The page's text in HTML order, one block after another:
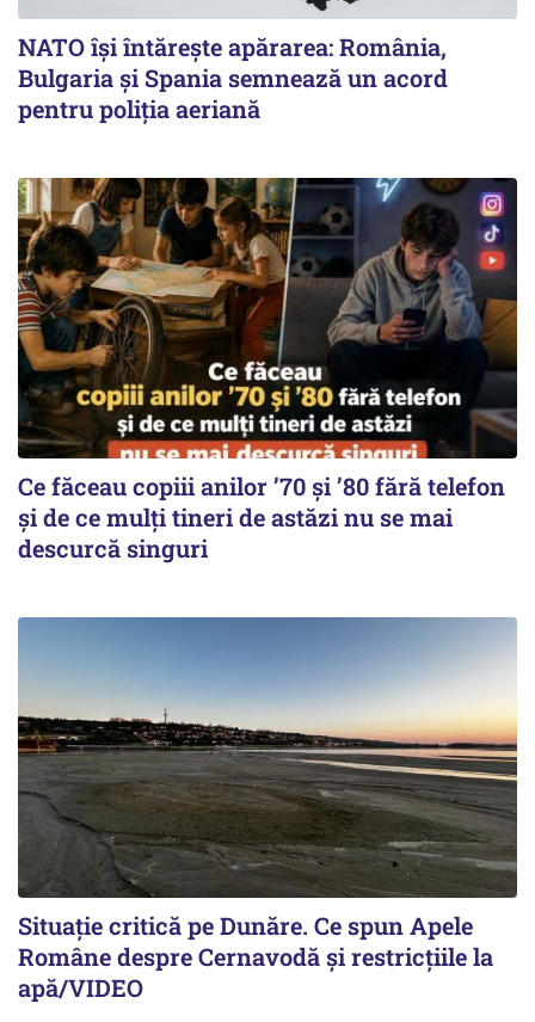
NATO își întărește apărarea: România,
Bulgaria și Spania semnează un acord
pentru poliția aeriană
Ce făceau copiii anilor ’70 și ’80 fără telefon
și de ce mulți tineri de astăzi nu se mai
descurcă singuri
Situație critică pe Dunăre. Ce spun Apele
Române despre Cernavodă și restricțiile la
apă/VIDEO